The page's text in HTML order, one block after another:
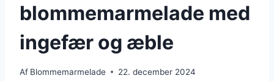
blommemarmelade med
ingefær og æble
Af Blommemarmelade 22. december 2024